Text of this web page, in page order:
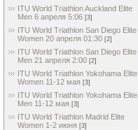
ITU World Triathlon Auckland Elite
Men 6 апреля 5:06 [3]
ITU World Triathlon San Diego Elite
Women 20 апреля 01:30 [2]
ITU World Triathlon San Diego Elite
Men 21 апреля 2:00 [2]
ITU World Triathlon Yokohama Elite
Women 11-12 мая [3]
ITU World Triathlon Yokohama Elite
Men 11-12 мая [3]
ITU World Triathlon Madrid Elite
Women 1-2 июня [3]